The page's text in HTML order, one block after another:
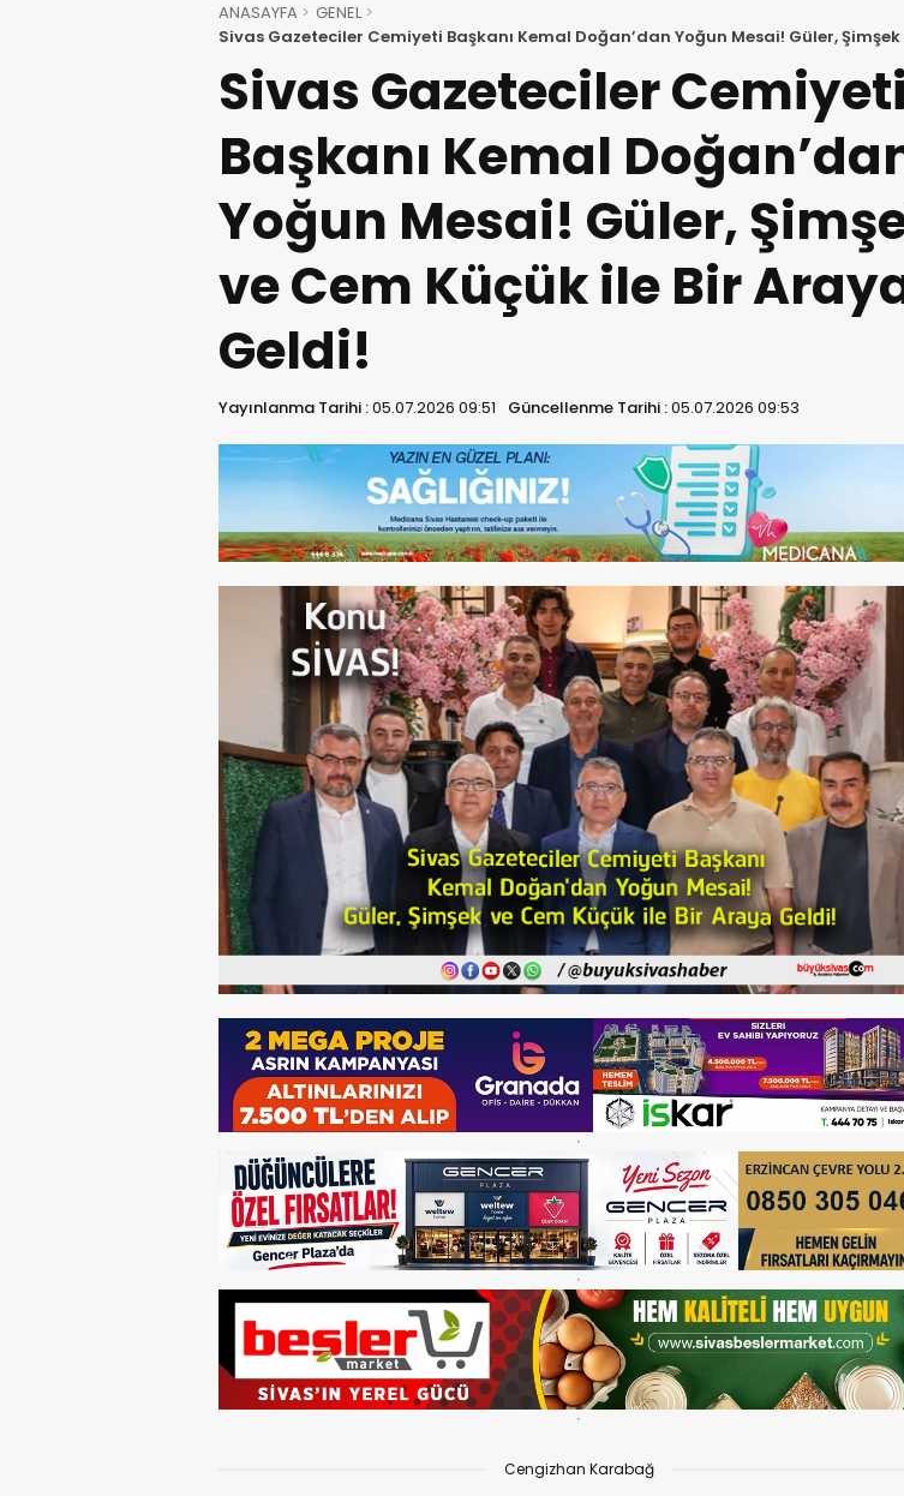
ANASAYFA
GENEL
Sivas Gazeteciler Cemiyeti Başkanı Kemal Doğan’dan Yoğun Mesai! Güler, Şimşek
Cem Küçük ile Bir Araya Geldi!
Sivas Gazeteciler Cemiyeti
Başkanı Kemal
Yoğun Mesai! Güler,
ve Cem Küçük ile Bir
Geldi!
Yayınlanma Tarihi :05.07.2026 09:51 Güncellenme Tarihi :05.07.2026 09:53
Cengizhan Karabağ